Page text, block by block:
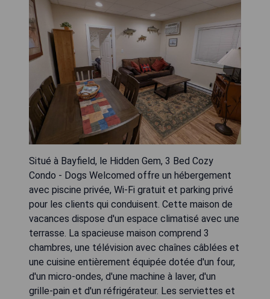
Situé à Bayfield, le Hidden Gem, 3 Bed Cozy
Condo - Dogs Welcomed offre un hébergement
avec piscine privée, Wi-Fi gratuit et parking privé
pour les clients qui conduisent. Cette maison de
vacances dispose d'un espace climatisé avec une
terrasse. La spacieuse maison comprend 3
chambres, une télévision avec chaînes câblées et
une cuisine entièrement équipée dotée d'un four,
d'un micro-ondes, d'une machine à laver, d'un
grille-pain et d'un réfrigérateur. Les serviettes et